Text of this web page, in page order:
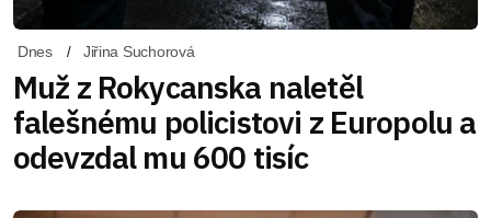
Dnes Jiřina Suchorová
Muž z Rokycanska naletěl
falešnému policistovi z Europolu a
odevzdal mu 600 tisíc